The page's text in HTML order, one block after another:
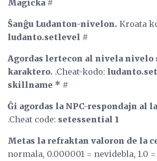
Magicka #
Ŝanĝu Ludanton-nivelon. Kroata
ludanto.setlevel #
Agordas lertecon al nivela nivelo
karaktero. .Cheat-kodo:
skillname * #
Ĝi agordas la NPC-respondajn al
.Cheat code: setessential 1
Metas la refraktan valoron de la
normala, 0.000001 = nevidebla, 1.0